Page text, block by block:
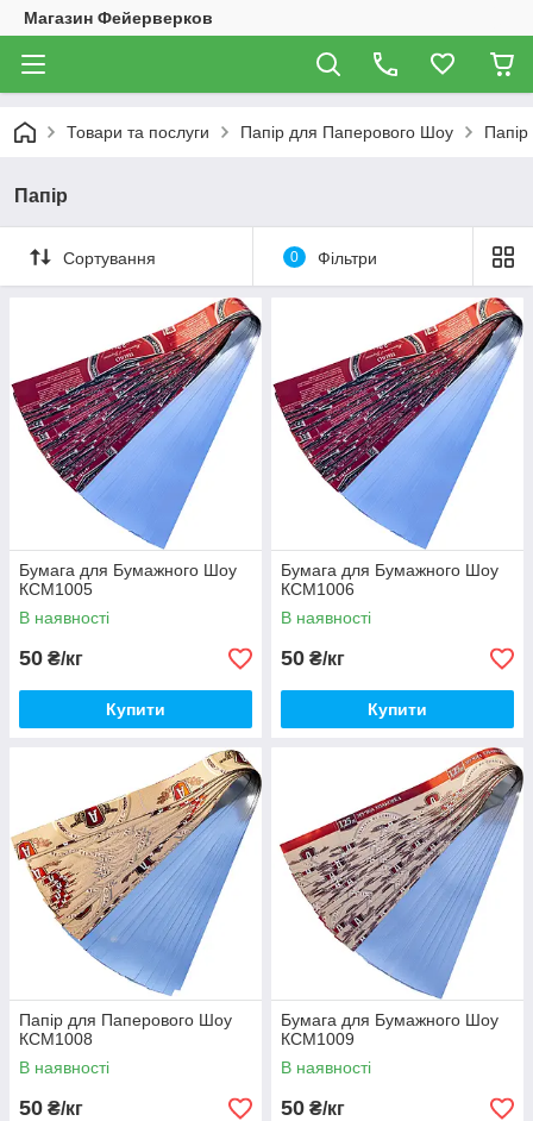
Магазин Фейерверков
Товари та послуги Папір для Паперового Шоу Папір
Папір
Сортування 0 Фільтри
Бумага для Бумажного Шоу
КСМ1005
В наявності
50 ₴/кг
Купити
Бумага для Бумажного Шоу
КСМ1006
В наявності
50 ₴/кг
Купити
Папір для Паперового Шоу
КСМ1008
В наявності
50 ₴/кг
Бумага для Бумажного Шоу
КСМ1009
В наявності
50 ₴/кг